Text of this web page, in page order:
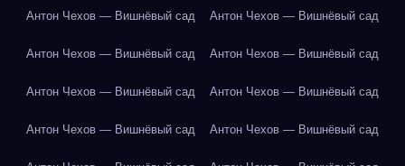
Антон Чехов — Вишнёвый сад Антон Чехов — Вишнёвый сад
Антон Чехов — Вишнёвый сад Антон Чехов — Вишнёвый сад
Антон Чехов — Вишнёвый сад Антон Чехов — Вишнёвый сад
Антон Чехов — Вишнёвый сад Антон Чехов — Вишнёвый сад